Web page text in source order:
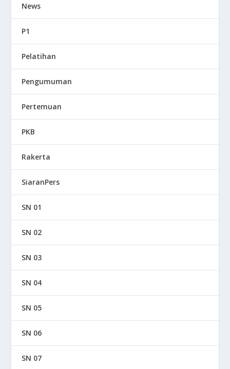
News
P1
Pelatihan
Pengumuman
Pertemuan
PKB
Rakerta
SiaranPers
SN 01
SN 02
SN 03
SN 04
SN 05
SN 06
SN 07